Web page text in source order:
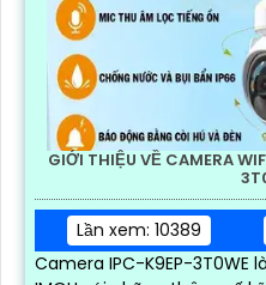
GIỚI THIỆU VỀ CAMERA
Lần xem: 10389
Camera IPC-K9EP-3T0WE